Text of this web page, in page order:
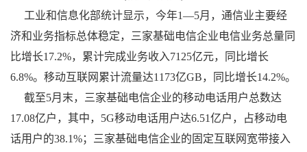
工业和信息化部统计显示，今年1—5月，通信业主要经
济和业务指标总体稳定，三家基础电信企业电信业务总量同
比增长17.2%，累计完成业务收入7125亿元，同比增长
6.8%。移动互联网累计流量达1173亿GB，同比增长14.2%。
截至5月末，三家基础电信企业的移动电话用户总数达
17.08亿户，其中，5G移动电话用户达6.51亿户，占移动电
话用户的38.1%；三家基础电信企业的固定互联网宽带接入